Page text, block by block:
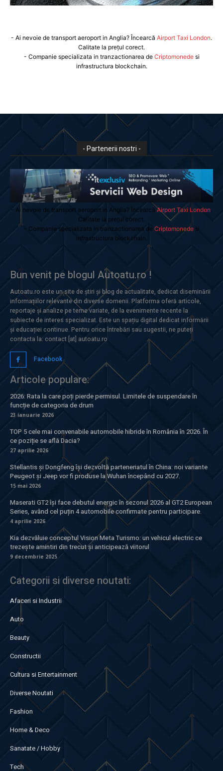
- Ai nevoie de transport aeroport in Anglia? Încearcă Airport Taxi London.
Calitate la prețul corect.
- Companie specializata in tranzactionarea de Criptomonedesi
infrastructura blockchain.
- Partenerii nostri -
- Ai nevoie de transport aeroport in Anglia? ÎncearcăAirport Taxi London
Calitate la prețul corect.
- Companie specializata in tranzactionarea de Criptomonedesi
infrastructura blockchain.
Bun venit pe blogul Autoatu.ro !
Autoatu.ro este un site de știri și blog de actualitate, dedicat diseminării
informațiilor relevante din diverse domenii. Platforma oferă articole,
reportaje și analize pe teme variate, de la evenimente recente la
subiecte de interes specializat. Este un spațiu digital dedicat informării
și educației continue. Pentru orice întrebări sau sugestii, ne puteți
contacta la: contact [at] autoatu.ro
Facebook
Articole populare:
2026: Rata la care poți pierde permisul. Limitele de suspendare în
funcție de categoria de drum
23 ianuarie 2026
TOP 5 cele mai convenabile automobile hibride în România în 2026. În
ce poziție se află Dacia?
27 aprilie 2026
Stellantis și Dongfeng își dezvoltă parteneriatul în China: noi variante
Peugeot și Jeep vor fi produse la Wuhan începând cu 2027.
15 mai 2026
Maserati GT2 își face debutul energic în sezonul 2026 al GT2 European
Series, având cel puțin 4 automobile confirmate pentru participare.
4 aprilie 2026
Kia dezvăluie conceptul Vision Meta Turismo: un vehicul electric ce
trezește amintiri din trecut și anticipează viitorul
9 decembrie 2025
Categorii si diverse noutati:
Afaceri si Industrii
Auto
Beauty
Constructii
Cultura si Entertainment
Diverse Noutati
Fashion
Home & Deco
Sanatate / Hobby
Tech